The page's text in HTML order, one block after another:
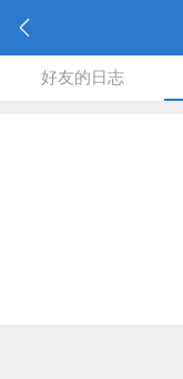
好友的日志